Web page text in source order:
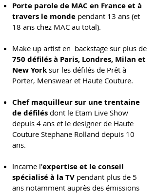
Porte parole de MAC en France et à
travers le monde pendant 13 ans (et
18 ans chez MAC au total).
Make up artist en backstage sur plus de
750 défilés à Paris, Londres, Milan et
New York sur les défilés de Prêt à
Porter, Menswear et Haute Couture.
Chef maquilleur sur une trentaine
de défilés dont le Etam Live Show
depuis 4 ans et le designer de Haute
Couture Stephane Rolland depuis 10
ans.
Incarne l'expertise et le conseil
spécialisé à la TV pendant plus de 5
ans notamment auprès des émissions